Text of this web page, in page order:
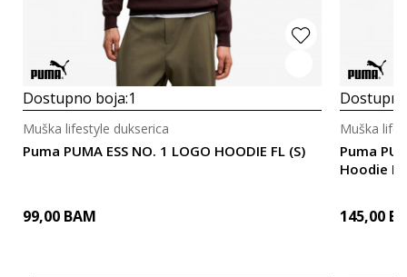
Dostupno boja:1
Puma PUMA ESS NO. 1 LOGO HOODIE FL (S)
Muška lifestyle dukserica
99,00 BAM
Puma
Hoodie D
Muška
145,00